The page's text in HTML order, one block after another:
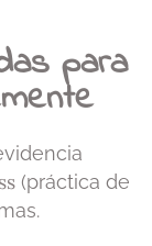
para
(práctica de